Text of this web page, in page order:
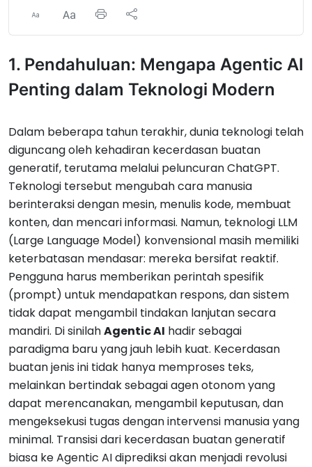
1. Pendahuluan: Mengapa Agentic AI
Penting dalam Teknologi Modern
Dalam beberapa tahun terakhir, dunia teknologi telah
diguncang oleh kehadiran kecerdasan buatan
generatif, terutama melalui peluncuran ChatGPT.
Teknologi tersebut mengubah cara manusia
berinteraksi dengan mesin, menulis kode, membuat
konten, dan mencari informasi. Namun, teknologi LLM
(Large Language Model) konvensional masih memiliki
keterbatasan mendasar: mereka bersifat reaktif.
Pengguna harus memberikan perintah spesifik
(prompt) untuk mendapatkan respons, dan sistem
tidak dapat mengambil tindakan lanjutan secara
mandiri. Di sinilahAgentic AI hadir sebagai
paradigma baru yang jauh lebih kuat. Kecerdasan
buatan jenis ini tidak hanya memproses teks,
melainkan bertindak sebagai agen otonom yang
dapat merencanakan, mengambil keputusan, dan
mengeksekusi tugas dengan intervensi manusia yang
minimal. Transisi dari kecerdasan buatan generatif
biasa ke Agentic AI diprediksi akan menjadi revolusi